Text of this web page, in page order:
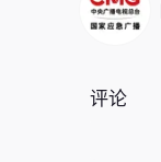
评论